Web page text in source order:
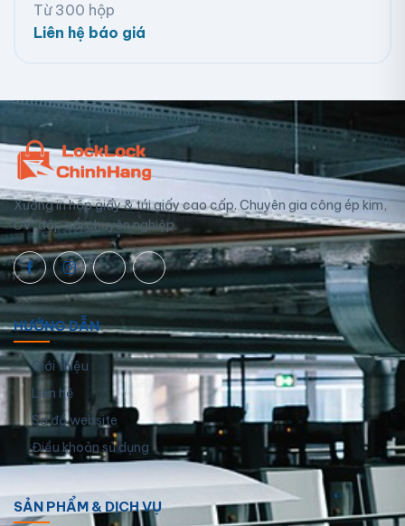
Từ 300 hộp
Liên hệ báo giá
Xưởng in hộp giấy & túi giấy cao cấp. Chuyên gia công ép kim,
UV, dập nổi chuyên nghiệp.
HƯỚNG DẪN
Giới thiệu
Liên hệ
Sơ đồ website
Điều khoản sử dụng
SẢN PHẨM & DỊCH VỤ